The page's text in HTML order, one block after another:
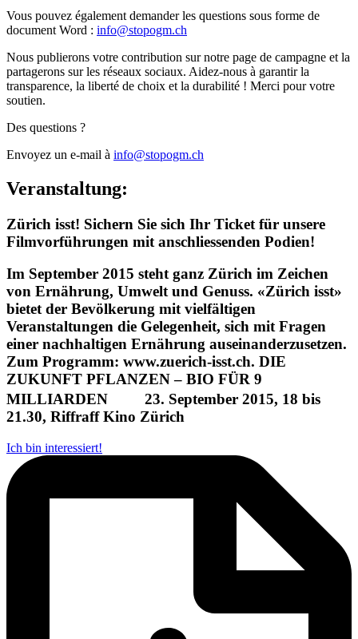
Vous pouvez également demander les questions sous forme de
document Word : info@stopogm.ch
Nous publierons votre contribution sur notre page de campagne et la
partagerons sur les réseaux sociaux. Aidez-nous à garantir la
transparence, la liberté de choix et la durabilité ! Merci pour votre
soutien.
Des questions ?
Envoyez un e-mail à info@stopogm.ch
Veranstaltung:
Zürich isst! Sichern Sie sich Ihr Ticket für unsere
Filmvorführungen mit anschliessenden Podien!
Im September 2015 steht ganz Zürich im Zeichen
von Ernährung, Umwelt und Genuss. «Zürich isst»
bietet der Bevölkerung mit vielfältigen
Veranstaltungen die Gelegenheit, sich mit Fragen
einer nachhaltigen Ernährung auseinanderzusetzen.
Zum Programm: www.zuerich-isst.ch. DIE
ZUKUNFT PFLANZEN – BIO FÜR 9
MILLIARDEN 23. September 2015, 18 bis
21.30, Riffraff Kino Zürich
Ich bin interessiert!